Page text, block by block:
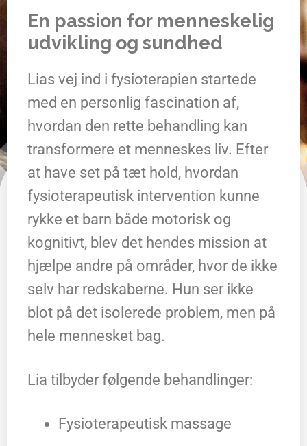
En passion for menneskelig
udvikling og sundhed
Lias vej ind i fysioterapien startede
med en personlig fascination af,
hvordan den rette behandling kan
transformere et menneskes liv. Efter
at have set på tæt hold, hvordan
fysioterapeutisk intervention kunne
rykke et barn både motorisk og
kognitivt, blev det hendes mission at
hjælpe andre på områder, hvor de ikke
selv har redskaberne. Hun ser ikke
blot på det isolerede problem, men på
hele mennesket bag.
Lia tilbyder følgende behandlinger:
Fysioterapeutisk massage